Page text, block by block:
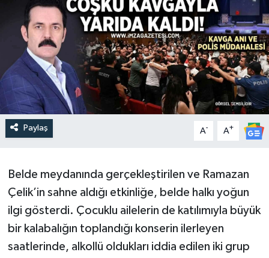
Paylaş A- A+
Belde meydanında gerçekleştirilen ve Ramazan
Çelik’in sahne aldığı etkinliğe, belde halkı yoğun
ilgi gösterdi. Çocuklu ailelerin de katılımıyla büyük
bir kalabalığın toplandığı konserin ilerleyen
saatlerinde, alkollü oldukları iddia edilen iki grup